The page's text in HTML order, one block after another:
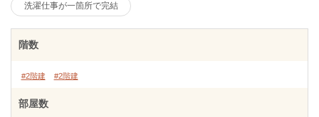
洗濯仕事が一箇所で完結
階数
#2階建 #2階建
部屋数